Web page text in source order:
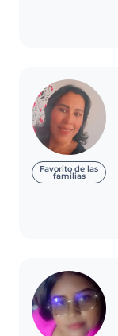
Favorito de las
familias